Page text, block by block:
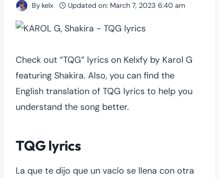
By kelx Updated on: March 7, 2023 6:40 am
Check out “TQG” lyrics on Kelxfy by Karol G
featuring Shakira. Also, you can find the
English translation of TQG lyrics to help you
understand the song better.
TQG lyrics
La que te dijo que un vacío se llena con otra